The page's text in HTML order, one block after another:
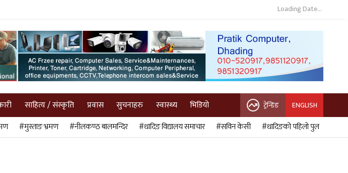
Loading Date...
साहित्य / संस्कृति प्रवास सुचनाहरु स्वास्थ्य भिडियो ट्रेन्डिङ ENGLISH
#मुस्ताङ भ्रमण #नीलकण्ठ बालमन्दिर #धादिङ विद्यालय समाचार #सविन केसी #धादिङको पहिलो पुल